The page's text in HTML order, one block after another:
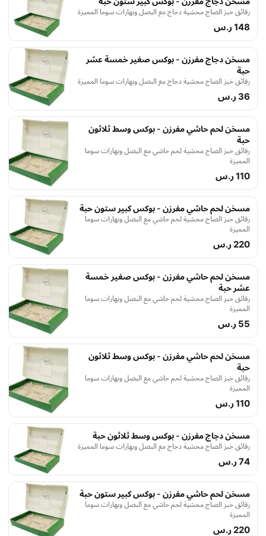
رقائق خبز الصاج محشية دجاج مع البصل وبهارات سوما المميزة
148 ر.س
مسخن دجاج مفرزن - بوكس صغير خمسة عشر
حبة
رقائق خبز الصاج محشية دجاج مع البصل وبهارات سوما المميزة
36 ر.س
مسخن لحم حاشي مفرزن - بوكس وسط ثلاثون
حبة
رقائق خبز الصاج محشية لحم حاشي مع البصل وبهارات سوما
المميزة
110 ر.س
مسخن لحم حاشي مفرزن - بوكس كبير ستون حبة
رقائق خبز الصاج محشية لحم حاشي مع البصل وبهارات سوما
المميزة
220 ر.س
مسخن لحم حاشي مفرزن - بوكس صغير خمسة
عشر حبة
رقائق خبز الصاج محشية لحم حاشي مع البصل وبهارات سوما
المميزة
55 ر.س
مسخن لحم حاشي مفرزن - بوكس وسط ثلاثون
حبة
رقائق خبز الصاج محشية لحم حاشي مع البصل وبهارات سوما
المميزة
110 ر.س
مسخن دجاج مفرزن - بوكس وسط ثلاثون حبة
رقائق خبز الصاج محشية دجاج مع البصل وبهارات سوما المميزة
74 ر.س
مسخن لحم حاشي مفرزن - بوكس كبير ستون حبة
رقائق خبز الصاج محشية لحم حاشي مع البصل وبهارات سوما
المميزة
220 ر.س